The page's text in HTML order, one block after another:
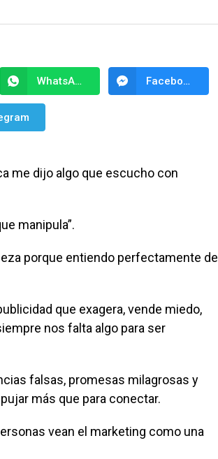
WhatsApp Facebook Messenger
me dijo algo que escucho con
manipula”.
porque entiendo perfectamente de
que exagera, vende miedo,
nos falta algo para ser
falsas, promesas milagrosas y
más que para conectar.
vean el marketing como una